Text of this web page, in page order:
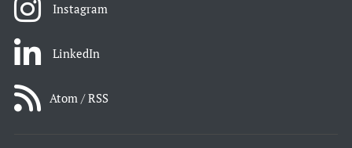
Instagram
LinkedIn
Atom / RSS